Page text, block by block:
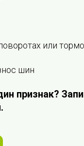
или
шин
признак?